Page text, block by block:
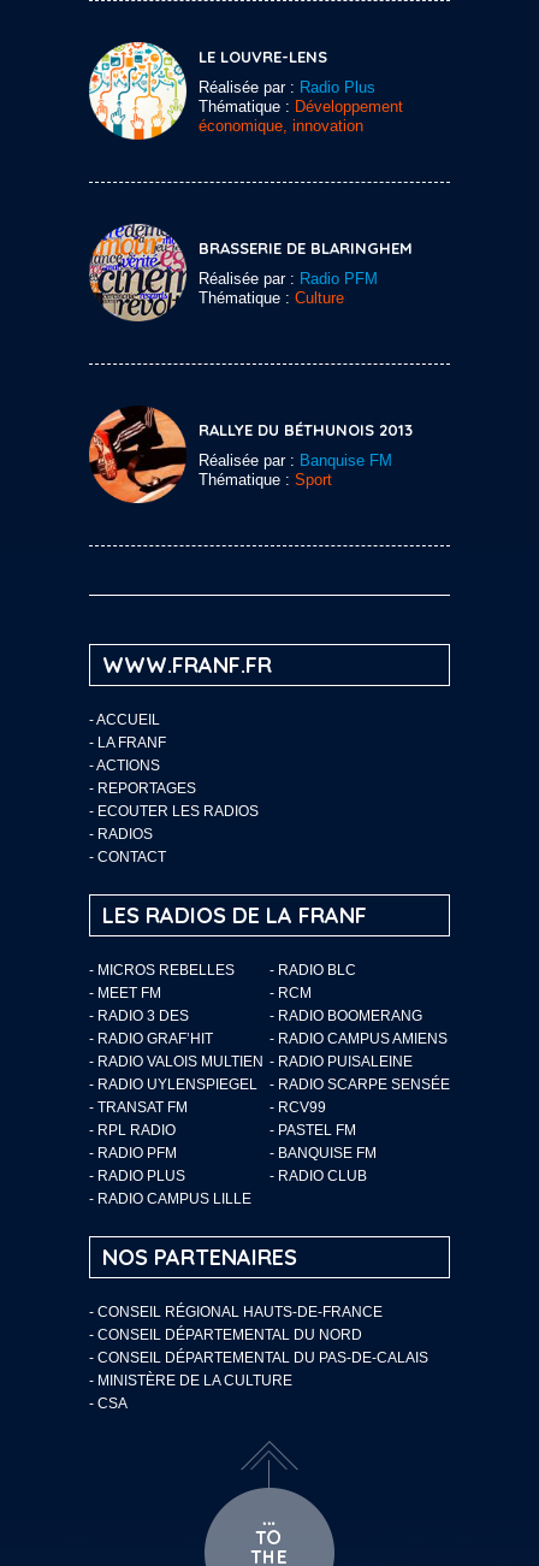
LE LOUVRE-LENS
Réalisée par : Radio Plus
Thématique : Développement
économique, innovation
BRASSERIE DE BLARINGHEM
Réalisée par : Radio PFM
Thématique : Culture
RALLYE DU BÉTHUNOIS 2013
Réalisée par : Banquise FM
Thématique : Sport
WWW.FRANF.FR
-ACCUEIL
- LA FRANF
-ACTIONS
- REPORTAGES
- ECOUTER LES RADIOS
- RADIOS
- CONTACT
LES RADIOS DE LA FRANF
- MICROS REBELLES
- RADIO BLC
- MEET FM
- RCM
- RADIO 3 DES
- RADIO BOOMERANG
- RADIO GRAF’HIT
- RADIO CAMPUS AMIENS
- RADIO VALOIS MULTIEN - RADIO PUISALEINE
- RADIO UYLENSPIEGEL
- RADIO SCARPE SENSÉE
- TRANSAT FM
- RCV99
- RPL RADIO
- PASTEL FM
- RADIO PFM
- BANQUISE FM
- RADIO PLUS
- RADIO CLUB
- RADIO CAMPUS LILLE
NOS PARTENAIRES
- CONSEIL RÉGIONAL HAUTS-DE-FRANCE
- CONSEIL DÉPARTEMENTAL DU NORD
- CONSEIL DÉPARTEMENTAL DU PAS-DE-CALAIS
- MINISTÈRE DE LA CULTURE
- CSA